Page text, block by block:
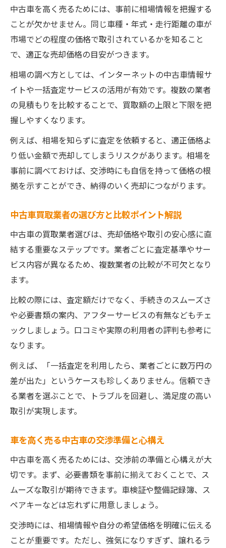
術
必要書類と手続きで迷わない中古車買取術
中古車売却に必要な書類と準備の流れ解説
中古車買取手続きでよくあるトラブルの回
避策
中古車名義変更や税金処理の手順と注意点
中古車買取書類不備を防ぐための準備ポイ
ント
中古車売却時の手続き一覧とスムーズな進
め方
高額査定を叶える中古車売却の準備法
中古車高額査定を狙うための事前清掃ポイ
方法
中古車買取前にできる簡単な修理と効果
例
中古車売却時のトラブル回避ポイントとは
中古車契約内容を確認し安心取引を実現す
る方法
中古車買取後の名義変更や税金処理の注意
中古車売却で個人情報を守るための工夫
中古車売却の支払いトラブルを防ぐポイン
ト
中古車を高く売るためには、事前に相場情報を把握する
ことが欠かせません。同じ車種・年式・走行距離の車が
市場でどの程度の価格で取引されているかを知ること
で、適正な売却価格の目安がつきます。
相場の調べ方としては、インターネットの中古車情報サ
イトや一括査定サービスの活用が有効です。複数の業者
の見積もりを比較することで、買取額の上限と下限を把
握しやすくなります。
例えば、相場を知らずに査定を依頼すると、適正価格よ
り低い金額で売却してしまうリスクがあります。相場を
事前に調べておけば、交渉時にも自信を持って価格の根
拠を示すことができ、納得のいく売却につながります。
中古車買取業者の選び方と比較ポイント解説
中古車の買取業者選びは、売却価格や取引の安心感に直
結する重要なステップです。業者ごとに査定基準やサー
ビス内容が異なるため、複数業者の比較が不可欠となり
ます。
比較の際には、査定額だけでなく、手続きのスムーズさ
や必要書類の案内、アフターサービスの有無などもチェ
ックしましょう。口コミや実際の利用者の評判も参考に
なります。
例えば、「一括査定を利用したら、業者ごとに数万円の
差が出た」というケースも珍しくありません。信頼でき
る業者を選ぶことで、トラブルを回避し、満足度の高い
取引が実現します。
車を高く売る中古車の交渉準備と心構え
中古車を高く売るためには、交渉前の準備と心構えが大
切です。まず、必要書類を事前に揃えておくことで、ス
ムーズな取引が期待できます。車検証や整備記録簿、ス
ペアキーなどは忘れずに用意しましょう。
交渉時には、相場情報や自分の希望価格を明確に伝える
ことが重要です。ただし、強気になりすぎず、譲れるラ